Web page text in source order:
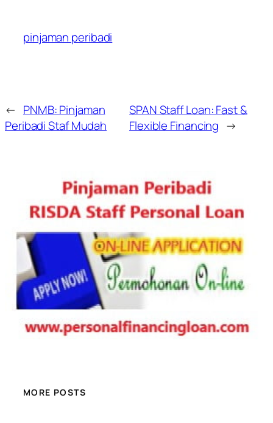
pinjaman peribadi
← PNMB: Pinjaman
Peribadi Staf Mudah
SPAN Staff Loan: Fast &
Flexible Financing →
MORE POSTS